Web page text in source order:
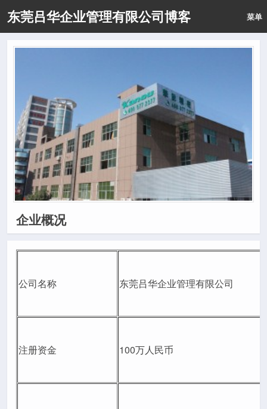
东莞吕华企业管理有限公司博客 菜单
企业概况
公司名称 东莞吕华企业管理有限公司
注册资金 100万人民币